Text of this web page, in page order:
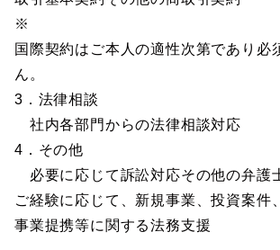
※
国際契約はご本人の適性次第であり必
ん。
3．法律相談
社内各部門からの法律相談対応
4．その他
必要に応じて訴訟対応その他の弁護
ご経験に応じて、新規事業、投資案件、
事業提携等に関する法務支援